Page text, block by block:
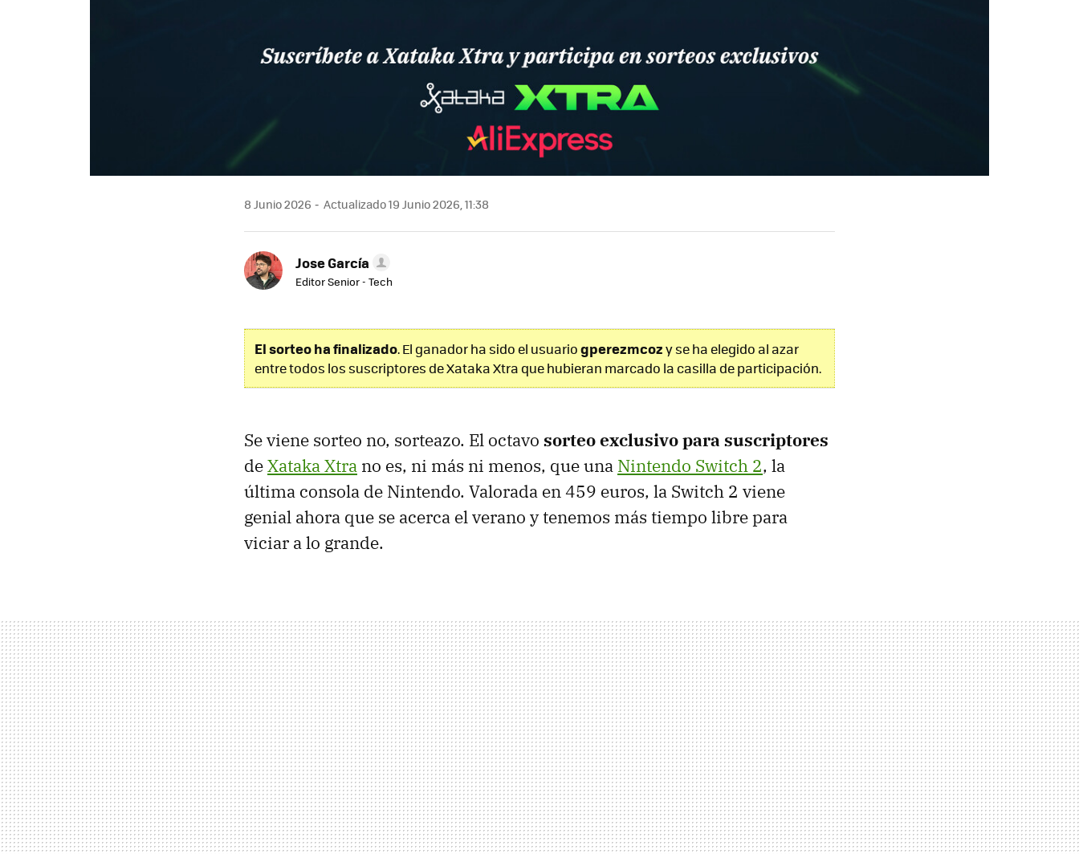
8 Junio 2026 Actualizado 19 Junio 2026, 11:38
Jose García
Editor Senior - Tech
El sorteo ha finalizado. El ganador ha sido el usuariogperezmcozy se ha elegido al azar
entre todos los suscriptores de Xataka Xtra que hubieran marcado la casilla de participación.
Se viene sorteo no, sorteazo. El octavo sorteo exclusivo para suscriptores
deXataka Xtra no es, ni más ni menos, que una Nintendo Switch 2, la
última consola de Nintendo. Valorada en 459 euros, la Switch 2 viene
genial ahora que se acerca el verano y tenemos más tiempo libre para
viciar a lo grande.